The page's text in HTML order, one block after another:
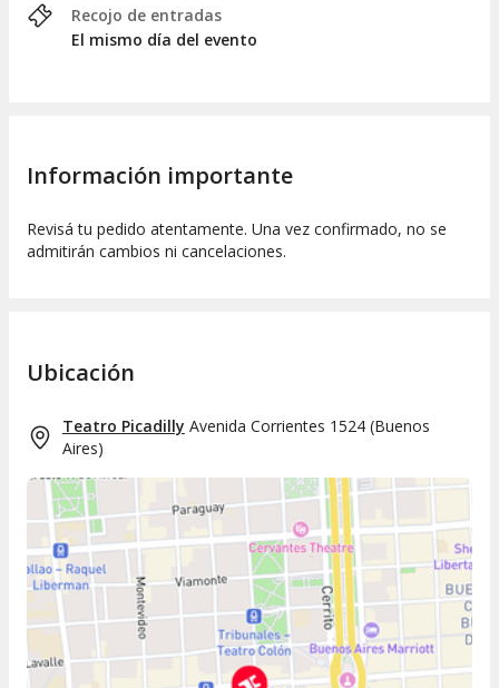
Recojo de entradas
El mismo día del evento
Información importante
Revisá tu pedido atentamente. Una vez confirmado, no se
admitirán cambios ni cancelaciones.
Ubicación
Teatro Picadilly Avenida Corrientes 1524(Buenos
Aires)